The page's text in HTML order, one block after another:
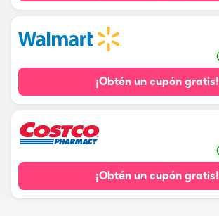
¡Obtén un cupón gratis!
¡Obtén un cupón gratis!